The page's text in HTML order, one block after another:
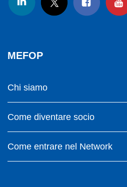
MEFOP
Chi siamo
Come diventare socio
Come entrare nel Network